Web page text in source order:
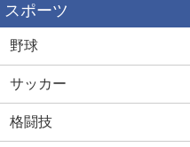
スポーツ
野球
サッカー
格闘技